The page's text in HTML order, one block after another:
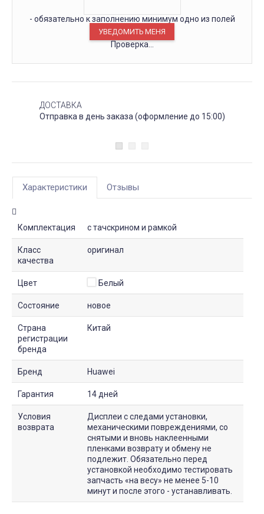
- обязательно к заполнению минимум одно из полей
Проверка...
ДОСТАВКА
Отправка в день заказа (оформление до 15:00)
Характеристики Отзывы
Комплектация с тачскрином и рамкой
Класс
качества
оригинал
Цвет Белый
Состояние новое
Страна
регистрации
бренда
Китай
Бренд Huawei
Гарантия 14 дней
Условия
возврата
Дисплеи с следами установки,
механическими повреждениями, со
снятыми и вновь наклеенными
пленками возврату и обмену не
подлежит. Обязательно перед
установкой необходимо тестировать
запчасть «на весу» не менее 5-10
минут и после этого - устанавливать.